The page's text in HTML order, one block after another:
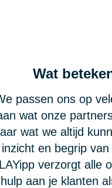
Wat
passen ons op
wat onze
wat we altijd
inzicht en begrip
verzorgt alle
hulp aan je klanten